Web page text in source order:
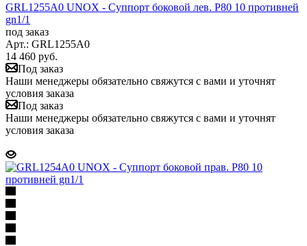
GRL1255A0 UNOX - Суппорт боковой лев. P80 10 противней
gn1/1
под заказ
Арт.: GRL1255A0
14 460 руб.
Под заказ
Наши менеджеры обязательно свяжутся с вами и уточнят
условия заказа
Под заказ
Наши менеджеры обязательно свяжутся с вами и уточнят
условия заказа